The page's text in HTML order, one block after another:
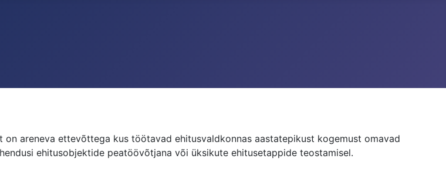
areneva ettevõttega kus töötavad ehitusvaldkonnas aastatepikust kogemust omavad
ehitusobjektide peatöövõtjana või üksikute ehitusetappide teostamisel.